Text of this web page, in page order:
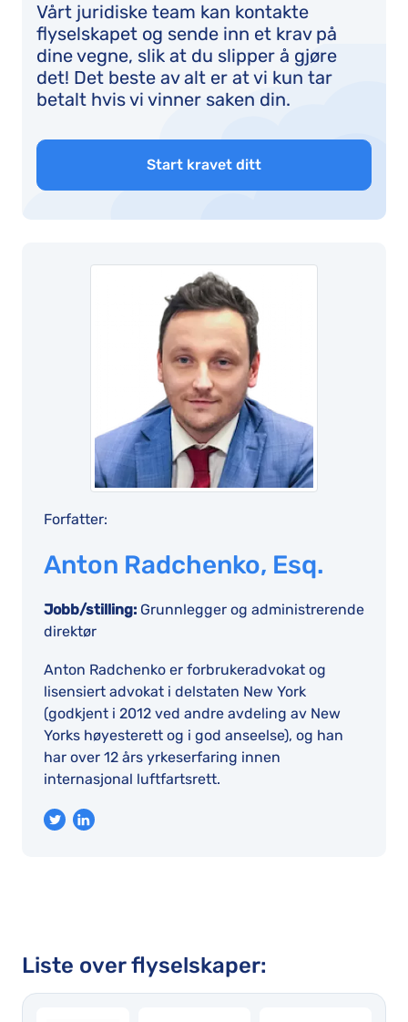
Vårt juridiske team kan kontakte
flyselskapet og sende inn et krav på
dine vegne, slik at du slipper å gjøre
det! Det beste av alt er at vi kun tar
betalt hvis vi vinner saken din.
Start kravet ditt
Forfatter:
Anton Radchenko, Esq.
Jobb/stilling: Grunnlegger og administrerende
direktør
Anton Radchenko er forbrukeradvokat og
lisensiert advokat i delstaten New York
(godkjent i 2012 ved andre avdeling av New
Yorks høyesterett og i god anseelse), og han
har over 12 års yrkeserfaring innen
internasjonal luftfartsrett.
Liste over flyselskaper: